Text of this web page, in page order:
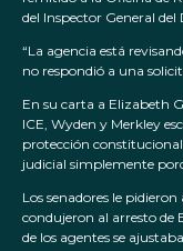
del Inspector General
“La agencia está
no respondió a una
En su carta a Elizabeth
ICE, Wyden y Merkley
protección
judicial simplemente
Los senadores le
condujeron al arresto de
de los agentes se